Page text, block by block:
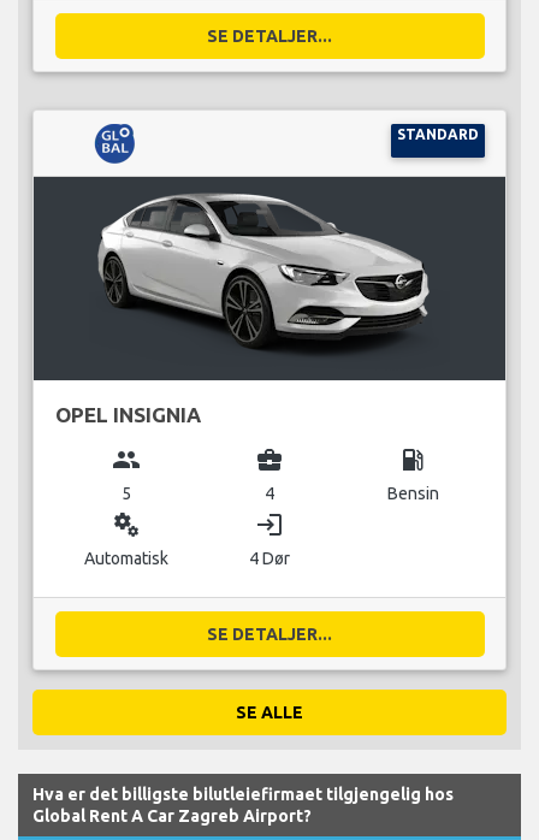
SE DETALJER...
STANDARD
OPEL INSIGNIA
group
5
business_center
4
local_gas_station
Bensin
miscellaneous_services
Automatisk
login
4 Dør
SE DETALJER...
SE ALLE
Hva er det billigste bilutleiefirmaet tilgjengelig hos
Global Rent A Car Zagreb Airport?